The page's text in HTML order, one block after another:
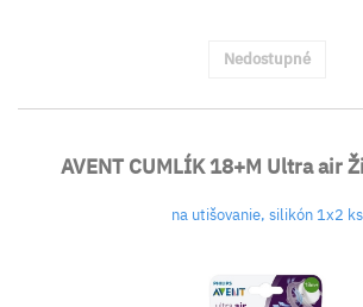
Nedostupné
AVENT CUMLÍK 18+M Ultra air
na utišovanie, silikón 1x2 ks